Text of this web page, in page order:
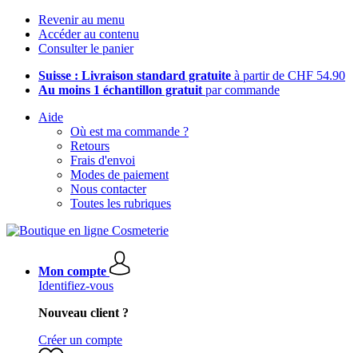
Revenir au menu
Accéder au contenu
Consulter le panier
Suisse : Livraison standard gratuite à partir de CHF 54.90
Au moins 1 échantillon gratuit par commande
Aide
Où est ma commande ?
Retours
Frais d'envoi
Modes de paiement
Nous contacter
Toutes les rubriques
Mon compte
Identifiez-vous
Nouveau client ?
Créer un compte